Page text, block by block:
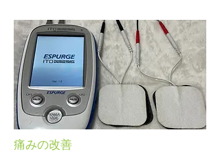
痛みの改善